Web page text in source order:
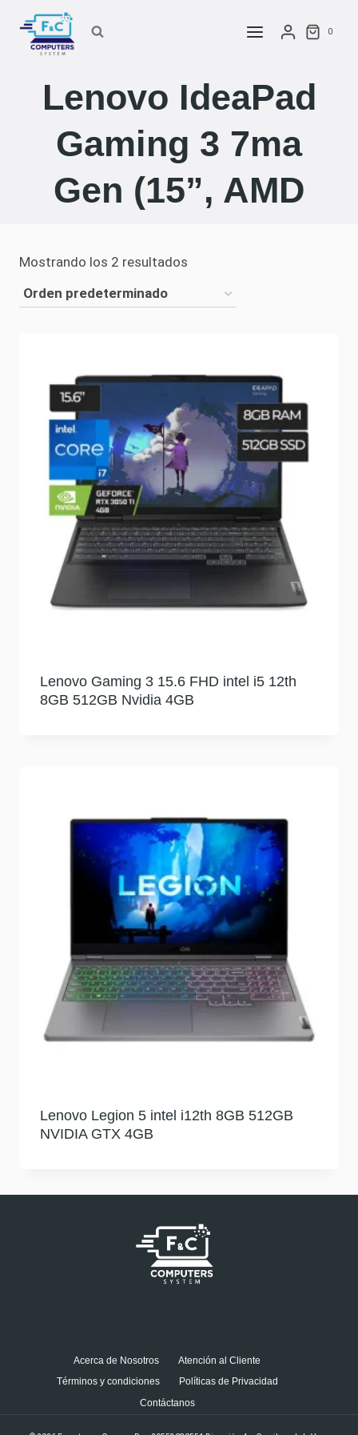
Saltar
contenido
0
Lenovo IdeaPad
Gaming 3 7ma
Gen (15”, AMD
Mostrando los 2 resultados
Lenovo Gaming 3 15.6 FHD intel i5 12th
8GB 512GB Nvidia 4GB
Lenovo Legion 5 intel i12th 8GB 512GB
NVIDIA GTX 4GB
Acerca de Nosotros
Atención al Cliente
Términos y condiciones
Políticas de Privacidad
Contáctanos